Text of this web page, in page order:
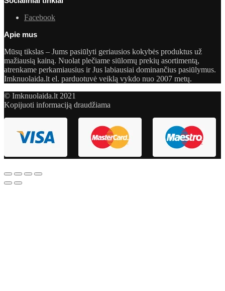
Facebook
Apie mus
Mūsų tikslas – Jums pasiūlyti geriausios kokybės produktus už
mažiausią kainą. Nuolat plečiame siūlomų prekių asortimentą,
atrenkame perkamiausius ir Jus labiausiai dominančius pasiūlymus.
Imknuolaida.lt el. parduotuvė veiklą vykdo nuo 2007 metų.
© Imknuolaida.lt 2021
Kopijuoti informaciją draudžiama